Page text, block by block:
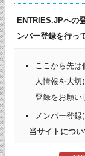
ENTRIES.JPへの
ンバー登録を行っ
ここから先
人情報を大
登録をお願い
メンバー登録
当サイトについ